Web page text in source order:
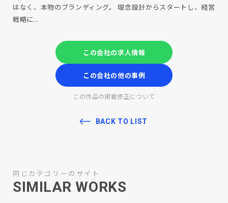
はなく、本物のブランディング。 理念設計からスタートし、経営
戦略に...
この会社の求人情報
この会社の他の事例
この作品の掲載修正について
BACK TO LIST
同じカテゴリーのサイト
SIMILAR WORKS